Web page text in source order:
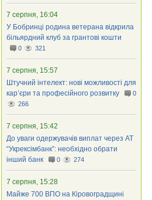
7 серпня, 16:04
У Бобринці родина ветерана відкрила
більярдний клуб за грантові кошти
0 321
7 серпня, 15:57
Штучний інтелект: нові можливості для
кар’єри та професійного розвитку
0
266
7 серпня, 15:42
До уваги одержувачів виплат через АТ
“Укрексімбанк”: необхідно обрати
інший банк
0 274
7 серпня, 15:28
Майже 700 ВПО на Кіровоградщині